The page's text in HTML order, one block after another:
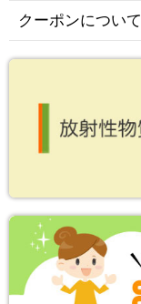
クーポンについて